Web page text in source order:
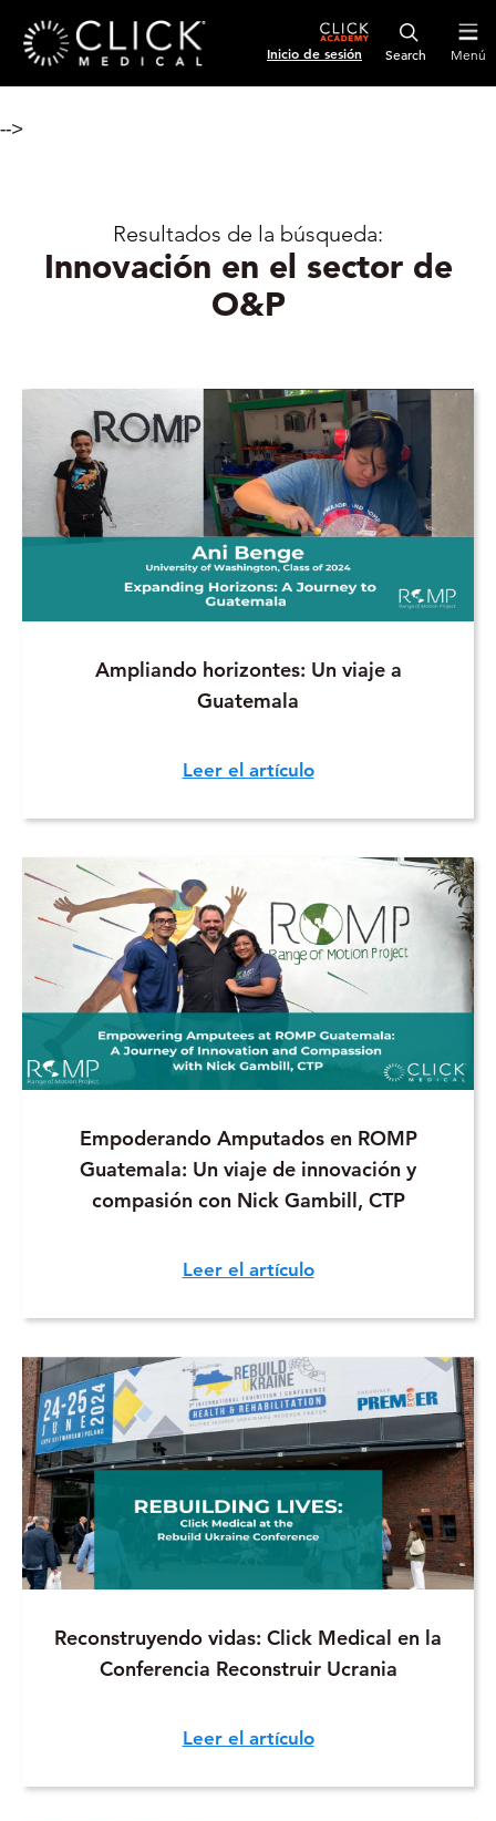
Inicio de sesión Menú
-->
Resultados de la búsqueda:
Innovación en el sector de
O&P
Ampliando horizontes: Un viaje a
Guatemala
Leer el artículo
Empoderando Amputados en ROMP
Guatemala: Un viaje de innovación y
compasión con Nick Gambill, CTP
Leer el artículo
Reconstruyendo vidas: Click Medical en la
Conferencia Reconstruir Ucrania
Leer el artículo